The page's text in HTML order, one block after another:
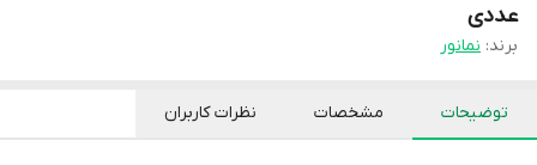
عددی
برند: نمانور
توضیحات مشخصات نظرات کاربران